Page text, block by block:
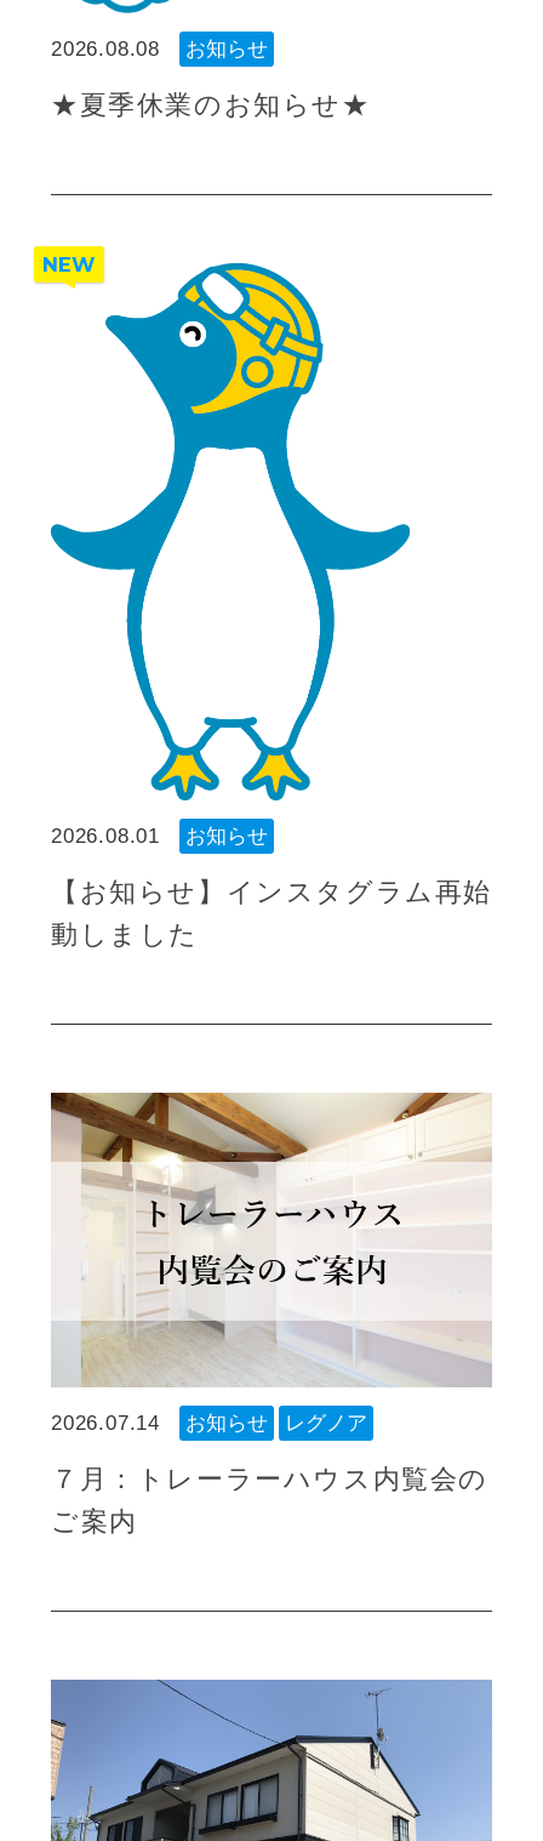
2026.08.08 お知らせ
★夏季休業のお知らせ★
NEW
2026.08.01 お知らせ
【お知らせ】インスタグラム再始
動しました
2026.07.14 お知らせ レグノア
７月：トレーラーハウス内覧会の
ご案内